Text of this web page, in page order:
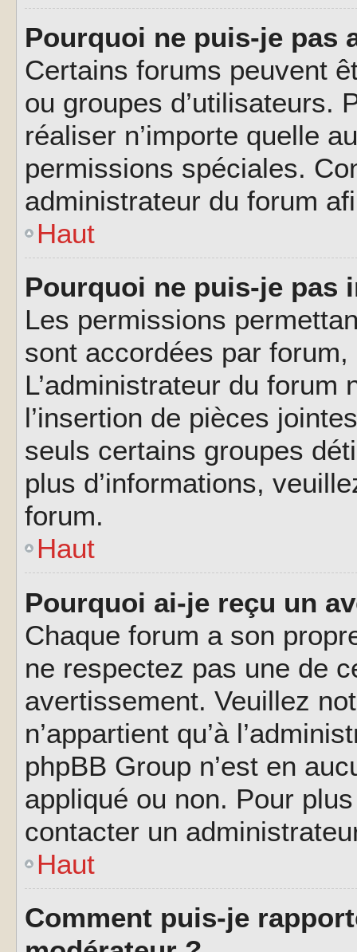
Pourquoi ne puis-je pas
Certains forums peuvent
ou groupes d’utilisateurs.
réaliser n’importe quelle
permissions spéciales.
administrateur du forum
Haut
Pourquoi ne puis-je pas
Les permissions
sont accordées par
L’administrateur du forum
l’insertion de pièces
seuls certains groupes
plus d’informations,
forum.
Haut
Pourquoi ai-je reçu un
Chaque forum a son
ne respectez pas une de
avertissement. Veuillez
n’appartient qu’à
phpBB Group n’est en
appliqué ou non. Pour
contacter un
Haut
Comment puis-je